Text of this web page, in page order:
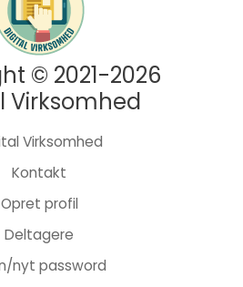
© 2021-2026
Virksomhed
Virksomhed
Kontakt
Opret profil
Deltagere
nyt password